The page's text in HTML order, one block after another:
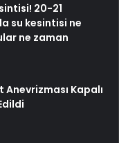
20-21
su kesintisi ne
ne zaman
Anevrizması Kapalı